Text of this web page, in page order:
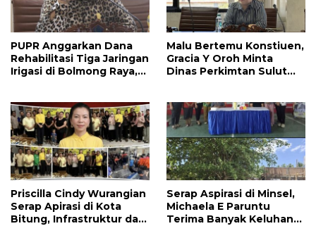
PUPR Anggarkan Dana
Rehabilitasi Tiga Jaringan
Irigasi di Bolmong Raya,
Malu Bertemu Konstiuen,
Gracia Y Oroh Minta
Dinas Perkimtan Sulut
Jalan di Tandengan I
Priscilla Cindy Wurangian
Serap Apirasi di Kota
Bitung, Infrastruktur dan
Serap Aspirasi di Minsel,
Michaela E Paruntu
Terima Banyak Keluhan